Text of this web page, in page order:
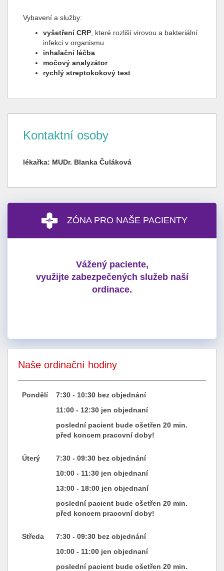
Vybavení a služby:
vyšetření CRP , které rozliší virovou a bakteriální
infekci v organismu
inhalační léčba
močový analyzátor
rychlý streptokokový test
Kontaktní osoby
lékařka: MUDr. Blanka Čuláková
ZÓNA PRO NAŠE PACIENTY
Vážený paciente,
využijte zabezpečených služeb naší
ordinace.
Naše ordinační hodiny
Pondělí
7:30 - 10:30 bez objednání
11:00 - 12:30 jen objednaní
poslední pacient bude ošetřen 20 min.
před koncem pracovní doby!
Úterý
7:30 - 09:30 bez objednání
10:00 - 11:30 jen objednaní
13:00 - 18:00 jen objednaní
poslední pacient bude ošetřen 20 min.
před koncem pracovní doby!
Středa
7:30 - 09:30 bez objednání
10:00 - 11:00 jen objednaní
poslední pacient bude ošetřen 20 min.